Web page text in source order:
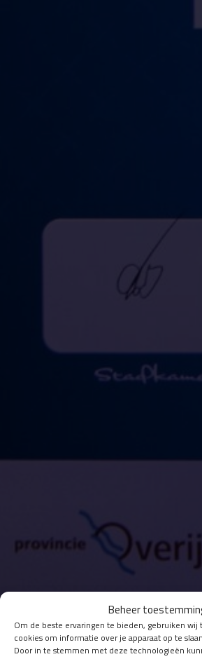
Beheer
Om de beste ervaringen te bieden, gebruiken wij
cookies om informatie over je apparaat op te
Door in te stemmen met deze technologieën